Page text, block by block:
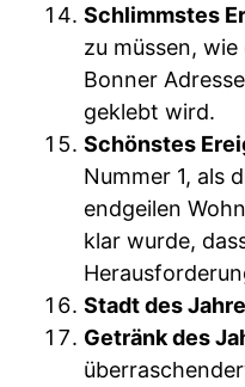
Schlimmstes
zu müssen,
Bonner
geklebt wird.
Schönstes
Nummer 1, als
endgeilen
klar wurde,
Stadt des
Getränk des